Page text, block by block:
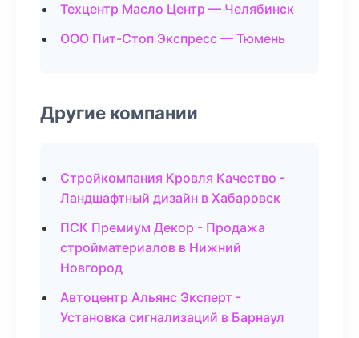
Техцентр Масло Центр — Челябинск
ООО Пит-Стоп Экспресс — Тюмень
Другие компании
Стройкомпания Кровля Качество -
Ландшафтный дизайн в Хабаровск
ПСК Премиум Декор - Продажа
стройматериалов в Нижний
Новгород
Автоцентр Альянс Эксперт -
Установка сигнализаций в Барнаул